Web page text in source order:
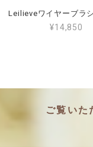
¥14,850
ご覧いた